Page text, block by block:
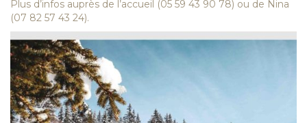
Plus d’infos auprès de l’accueil (05 59 43 90 78) ou de Nina
(07 82 57 43 24).